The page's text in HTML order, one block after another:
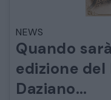
NEWS
Quando
edizione del
Daziano…